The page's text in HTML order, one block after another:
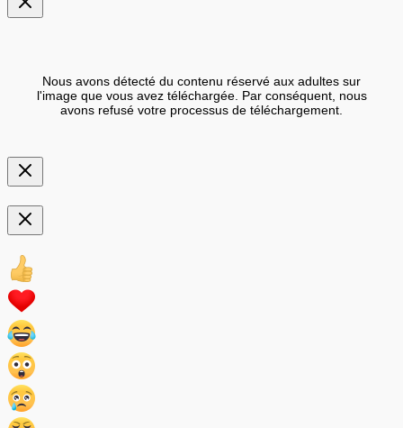
Nous avons détecté du contenu réservé aux adultes sur
l'image que vous avez téléchargée. Par conséquent, nous
avons refusé votre processus de téléchargement.